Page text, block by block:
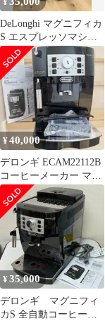
DeLonghi マグニフィカ
S エスプレッソマシン
本体 ECAM22112B
¥40,000
デロンギ ECAM22112B
コーヒーメーカー マグ
ニフィカS
¥35,000
デロンギ マグニフィ
カS 全自動コーヒーマ